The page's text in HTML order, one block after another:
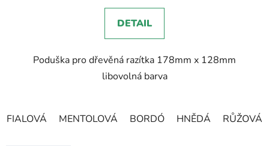
5,0
z
hvězdiček.
DETAIL
Poduška pro dřevěná razítka 178mm x 128mm
libovolná barva
FIALOVÁ MENTOLOVÁ BORDÓ HNĚDÁ RŮŽOVÁ